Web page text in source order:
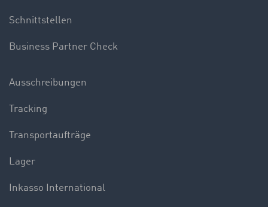
Schnittstellen
Business Partner Check
Ausschreibungen
Tracking
Transportaufträge
Lager
Inkasso International